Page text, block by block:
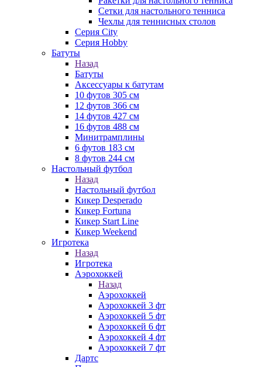
Сетки для настольного тенниса
Чехлы для теннисных столов
Серия City
Серия Hobby
Батуты
Назад
Батуты
Аксессуары к батутам
10 футов 305 см
12 футов 366 см
14 футов 427 см
16 футов 488 см
Минитрамплины
6 футов 183 см
8 футов 244 см
Настольный футбол
Назад
Настольный футбол
Кикер Desperado
Кикер Fortuna
Кикер Start Line
Кикер Weekend
Игротека
Назад
Игротека
Аэрохоккей
Назад
Аэрохоккей
Аэрохоккей 3 фт
Аэрохоккей 5 фт
Аэрохоккей 6 фт
Аэрохоккей 4 фт
Аэрохоккей 7 фт
Дартс